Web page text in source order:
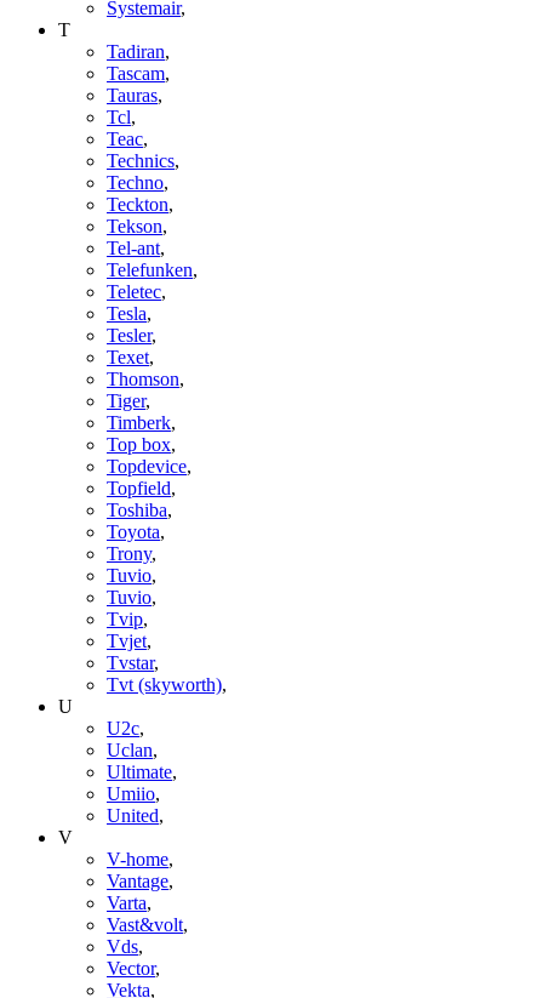
Systemair,
T
Tadiran,
Tascam,
Tauras,
Tcl,
Teac,
Technics,
Techno,
Teckton,
Tekson,
Tel-ant,
Telefunken,
Teletec,
Tesla,
Tesler,
Texet,
Thomson,
Tiger,
Timberk,
Top box,
Topdevice,
Topfield,
Toshiba,
Toyota,
Trony,
Tuvio,
Tuvio,
Tvip,
Tvjet,
Tvstar,
Tvt (skyworth),
U
U2c,
Uclan,
Ultimate,
Umiio,
United,
V
V-home,
Vantage,
Varta,
Vast&volt,
Vds,
Vector,
Vekta,